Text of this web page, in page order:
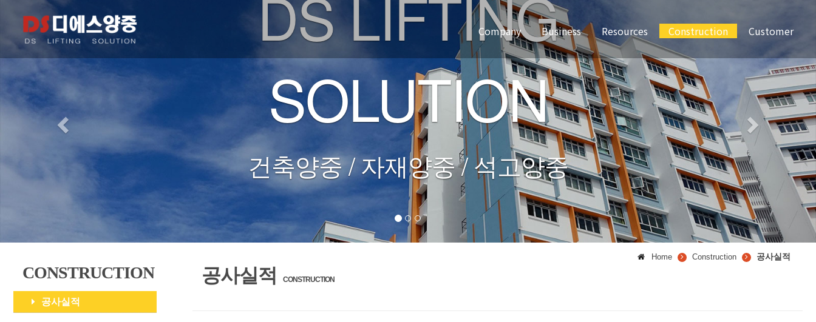
Company
인사말
오시는길
Business
사업개요
Resources
보유인력
보유장비
Construction
공사실적
Customer
공지사항
질문과답변
CONSTRUCTION
공사실적
Home Construction 공사실적
공사실적 CONSTRUCTION